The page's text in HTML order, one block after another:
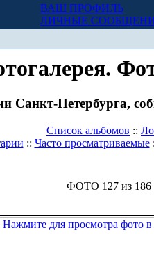
ВАШ ПРОФИЛЬ
ЛИЧНЫЕ
Санкт-Петербурга,
Список альбомов ::
:: Часто просматриваемые
ФОТО 127 из 186